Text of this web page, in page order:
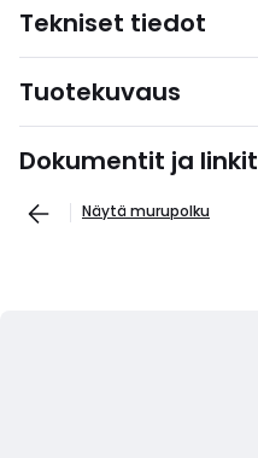
Tekniset tiedot
Tuotekuvaus
Dokumentit ja linkit
Näytä murupolku